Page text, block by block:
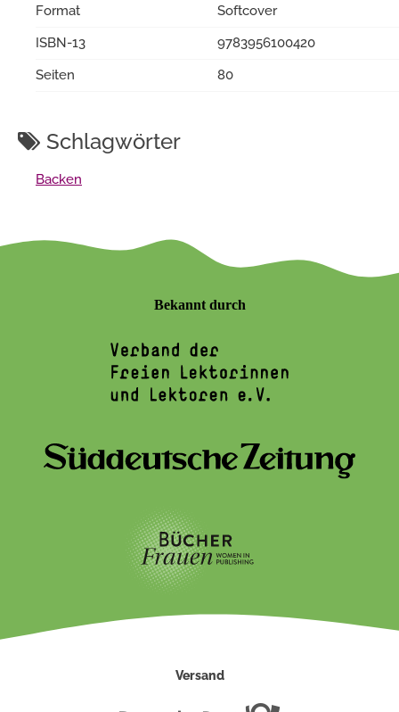
Format
Softcover
ISBN-13
9783956100420
Seiten
80
Schlagwörter
Backen
Bekannt durch
Versand